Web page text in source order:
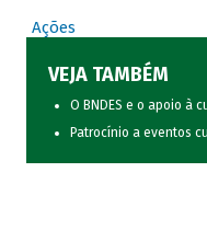
Ações
VEJA TAMBÉM
O BNDES e o apoio à
Patrocínio a eventos